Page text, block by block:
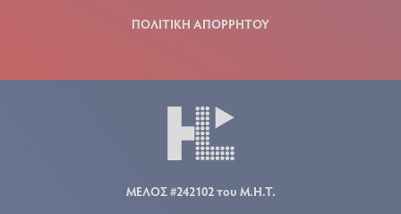
ΠΟΛΙΤΙΚΗ ΑΠΟΡΡΗΤΟΥ
ΜΕΛΟΣ #242102 του Μ.Η.Τ.